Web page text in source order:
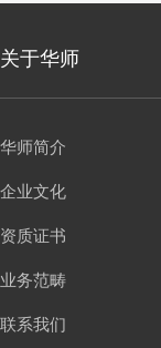
关于华师
华师简介
企业文化
资质证书
业务范畴
联系我们